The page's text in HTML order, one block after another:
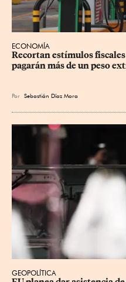
ECONOMÍA
Recortan estímulos
pagarán más de un peso
Por Sebastián Díaz Mora
GEOPOLÍTICA